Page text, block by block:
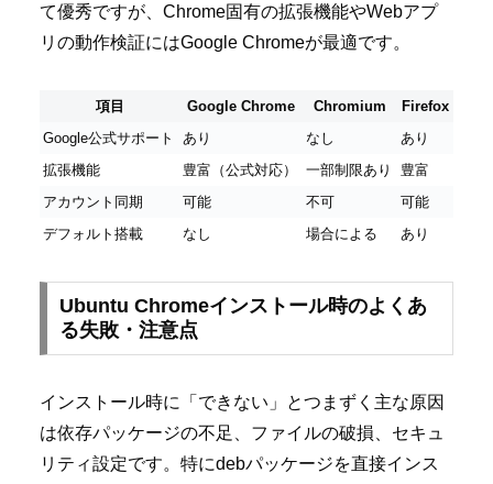
て優秀ですが、Chrome固有の拡張機能やWebアプ
リの動作検証にはGoogle Chromeが最適です。
項目 Google Chrome Chromium
Firefox
Google公式サポート
あり なし
あり
拡張機能
豊富（公式対応） 一部制限あり
豊富
アカウント同期
可能 不可
可能
デフォルト搭載
なし 場合による あり
Ubuntu Chromeインストール時のよくあ
る失敗・注意点
インストール時に「できない」とつまずく主な原因
は依存パッケージの不足、ファイルの破損、セキュ
リティ設定です。特にdebパッケージを直接インス